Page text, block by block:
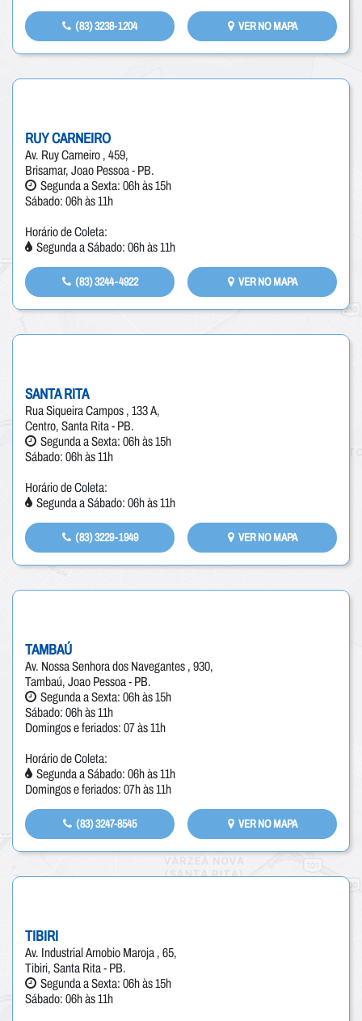
(83) 3238-1204 VER NO MAPA
RUY CARNEIRO
Av. Ruy Carneiro , 459,
Brisamar, Joao Pessoa - PB.
Segunda a Sexta: 06h às 15h
Sábado: 06h às 11h
Horário de Coleta:
Segunda a Sábado: 06h às 11h
(83) 3244-4922 VER NO MAPA
SANTA RITA
Rua Siqueira Campos , 133 A,
Centro, Santa Rita - PB.
Segunda a Sexta: 06h às 15h
Sábado: 06h às 11h
Horário de Coleta:
Segunda a Sábado: 06h às 11h
(83) 3229-1949 VER NO MAPA
TAMBAÚ
Av. Nossa Senhora dos Navegantes , 930,
Tambaú, Joao Pessoa - PB.
Segunda a Sexta: 06h às 15h
Sábado: 06h às 11h
Domingos e feriados: 07 às 11h
Horário de Coleta:
Segunda a Sábado: 06h às 11h
Domingos e feriados: 07h às 11h
(83) 3247-8545 VER NO MAPA
TIBIRI
Av. Industrial Arnobio Maroja , 65,
Tibiri, Santa Rita - PB.
Segunda a Sexta: 06h às 15h
Sábado: 06h às 11h